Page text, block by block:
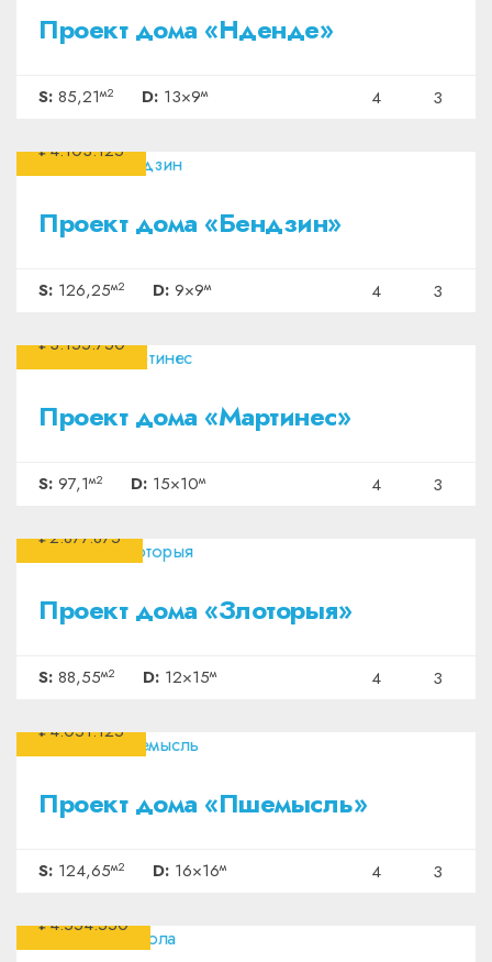
Проект дома «Нденде»
S: 85,21м2 D: 13×9м 4 3
₽4.103.125
Проект дома «Бендзин»
S: 126,25м2 D: 9×9м 4 3
₽3.155.750
Проект дома «Мартинес»
S: 97,1м2 D: 15×10м 4 3
₽2.877.875
Проект дома «Злоторыя»
S: 88,55м2 D: 12×15м 4 3
₽4.051.125
Проект дома «Пшемысль»
S: 124,65м2 D: 16×16м 4 3
₽4.554.550